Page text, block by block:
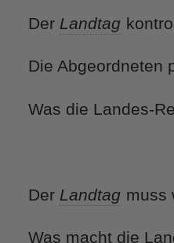
Der Landtag
Die Abgeordneten
Was die Landes-
Der Landtag muss
Was macht die